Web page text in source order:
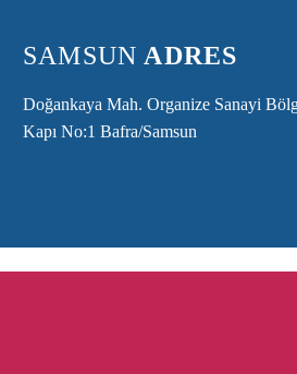
SAMSUN ADRES
Doğankaya Mah. Organize Sanayi
Kapı No:1 Bafra/Samsun